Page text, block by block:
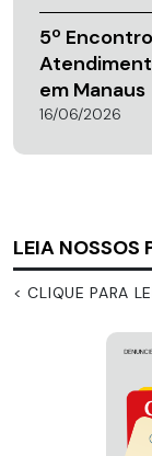
5º
em Manaus
16/06/2026
LEIA NOSSOS
< CLIQUE PARA